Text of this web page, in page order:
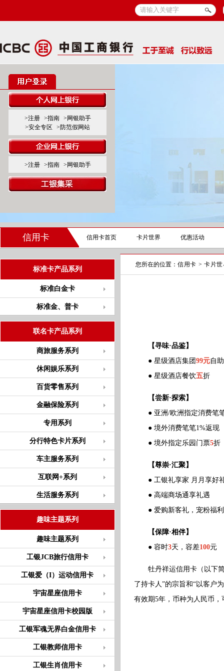
>注册 >指南
>网银助手
>安全专区
>防范假网站
>注册 >指南 >网银助手
信用卡 信用卡首页 卡片世界 优惠活动
标准卡产品系列
标准白金卡
标准金、普卡
联名卡产品系列
商旅服务系列
休闲娱乐系列
百货零售系列
金融保险系列
专用系列
分行特色卡片系列
车主服务系列
互联网+系列
生活服务系列
趣味主题系列
趣味主题系列
工银JCB旅行信用卡
工银爱（I）运动信用卡
宇宙星座信用卡
宇宙星座信用卡校园版
工银军魂无界白金信用卡
工银教师信用卡
工银生肖信用卡
您所在的位置： 信用卡 > 卡片
【寻味·品鉴】
● 星级酒店集团 99元自
● 星级酒店餐饮五折
【尝新·探索】
● 亚洲/欧洲指定消费笔
● 境外消费笔笔1%返现
● 境外指定乐园门票5折
【尊崇·汇聚】
● 工银礼享家 月月享好
● 高端商场通享礼遇
● 爱购新客礼，宠粉福利
【保障·相伴】
● 容时3天，容差100元
牡丹祥运信用卡（以下简
了持卡人”的宗旨和“以客户
有效期5年，币种为人民币